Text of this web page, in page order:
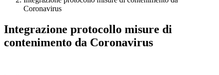
Coronavirus
Integrazione protocollo misure di
contenimento da Coronavirus